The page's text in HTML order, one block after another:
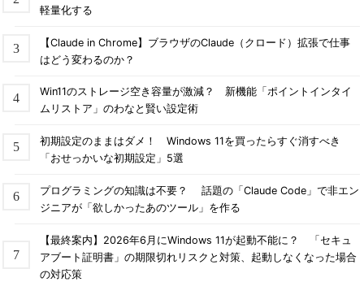
軽量化する
【Claude in Chrome】ブラウザのClaude（クロード）拡張で仕事
はどう変わるのか？
Win11のストレージ空き容量が激減？ 新機能「ポイントインタイ
ムリストア」のわなと賢い設定術
初期設定のままはダメ！ Windows 11を買ったらすぐ消すべき
「おせっかいな初期設定」5選
プログラミングの知識は不要？ 話題の「Claude Code」で非エン
ジニアが「欲しかったあのツール」を作る
【最終案内】2026年6月にWindows 11が起動不能に？ 「セキュ
アブート証明書」の期限切れリスクと対策、起動しなくなった場合
の対応策